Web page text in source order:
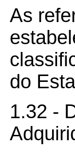
As
do
1.32 -